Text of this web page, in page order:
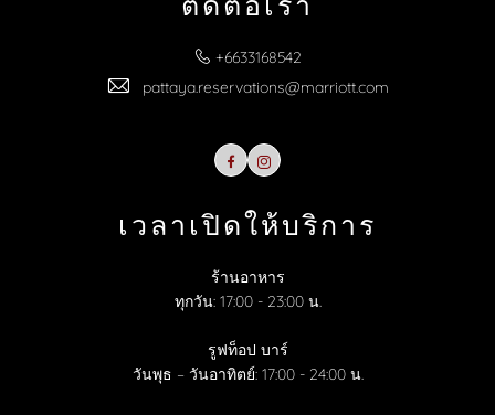
+6633168542
pattaya.reservations@marriott.com
FacebookInstagram
เวลาเปิดให้บริการ
ร้านอาหาร
ทุกวัน: 17:00 - 23:00 น.
รูฟท็อป บาร์
วันพุธ – วันอาทิตย์: 17:00 - 24:00 น.